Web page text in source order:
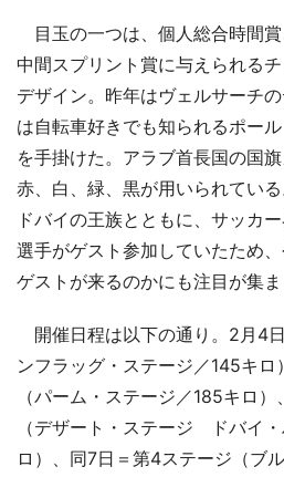
目玉の一つは、個人総合時間賞
中間スプリント賞に与えられる
デザイン。昨年はヴェルサーチ
は自転車好きでも知られるポー
を手掛けた。アラブ首長国の国
赤、白、緑、黒が用いられてい
ドバイの王族とともに、サッカ
選手がゲスト参加していたため
ゲストが来るのかにも注目が集ま
開催日程は以下の通り。2月4
ンフラッグ・ステージ／145キ
（パーム・ステージ／185キロ
（デザート・ステージ ドバイ
ロ）、同7日＝第4ステージ（ブ